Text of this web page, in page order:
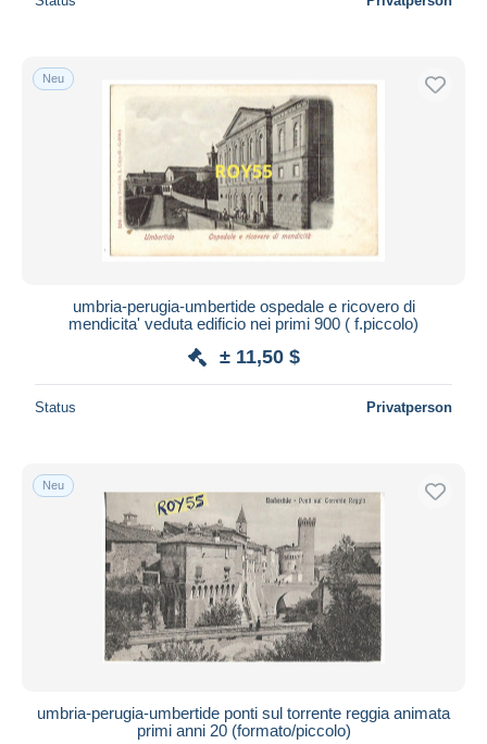
Neu
umbria-perugia-umbertide ospedale e ricovero di
mendicita' veduta edificio nei primi 900 ( f.piccolo)
± 11,50 $
Status Privatperson
Neu
umbria-perugia-umbertide ponti sul torrente reggia animata
primi anni 20 (formato/piccolo)